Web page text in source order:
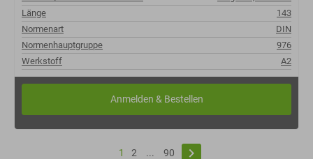
Länge
143
Normenart
DIN
Normenhauptgruppe
976
Werkstoff
A2
1 2 ... 90 keyboard_arrow_right